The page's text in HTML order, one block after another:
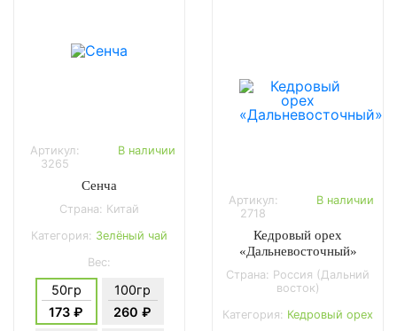
Артикул:
3265
В наличии
Сенча
Страна: Китай
Категория: Зелёный чай
Вес:
50гр
173 ₽
100гр
260 ₽
Артикул:
2718
В наличии
Кедровый орех
«Дальневосточный»
Страна: Россия (Дальний
восток)
Категория: Кедровый орех